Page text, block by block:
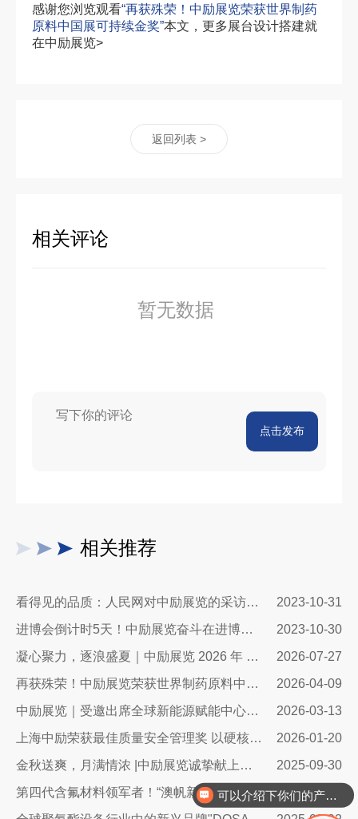
感谢您浏览观看“再获殊荣！中励展览荣获世界制药
原料中国展可持续金奖”本文，更多展台设计搭建就
在中励展览>
返回列表 >
相关评论
暂无数据
点击发布
相关推荐
看得见的品质：人民网对中励展览的采访报道
2023-10-31
进博会倒计时5天！中励展览奋斗在进博会开幕式之前！
2023-10-30
凝心聚力，逐浪盛夏｜中励展览 2026 年 7 月莫干山三日团建之旅圆满收官
2026-07-27
再获殊荣！中励展览荣获世界制药原料中国展可持续金奖
2026-04-09
中励展览｜受邀出席全球新能源赋能中心开幕盛典，共筑绿色会展新生态
2026-03-13
上海中励荣获最佳质量安全管理奖 以硬核实力护航会展行业高质量发展
2026-01-20
金秋送爽，月满情浓 |中励展览诚挚献上中秋祝福，共绘团圆新篇章
2025-09-30
第四代含氟材料领军者！“澳帆新材料”参展2025中国国际聚氨酯展览会
2025-09-02
你们是怎么收费的呢